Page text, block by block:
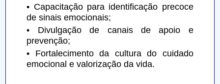
• Capacitação para identificação precoce
de sinais emocionais;
• Divulgação de canais de apoio e
prevenção;
• Fortalecimento da cultura do cuidado
emocional e valorização da vida.